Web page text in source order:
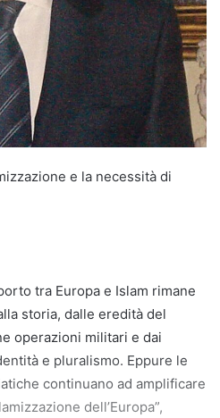
e la necessità di
tra Europa e Islam rimane
storia, dalle eredità del
operazioni militari e dai
e pluralismo. Eppure le
continuano ad amplificare
dell’Europa”,